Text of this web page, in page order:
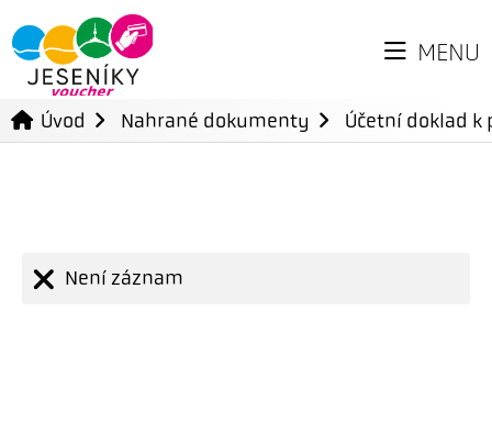
MENU
Úvod Nahrané dokumenty Účetní doklad
Není záznam